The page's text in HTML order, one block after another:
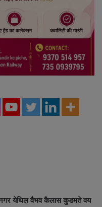
नगर येथिल वैभव कैलास कुडमते वय